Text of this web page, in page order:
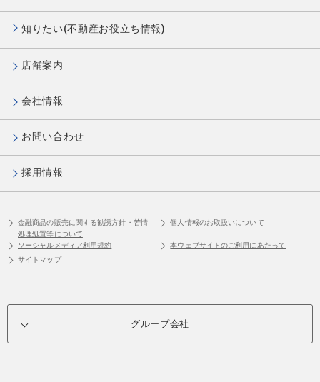
知りたい(不動産お役立ち情報)
店舗案内
会社情報
お問い合わせ
採用情報
金融商品の販売に関する勧誘方針・苦情
処理処置等について
個人情報のお取扱いについて
ソーシャルメディア利用規約
本ウェブサイトのご利用にあたって
サイトマップ
グループ会社